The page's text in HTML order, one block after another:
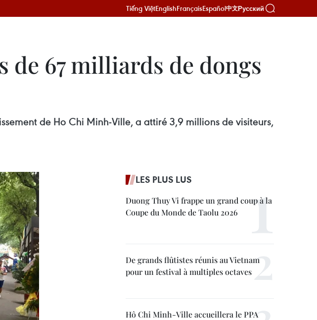
Tiếng ViệtEnglishFrançaisEspañol中文Русский
de 67 milliards de dongs
de Ho Chi Minh-Ville, a attiré 3,9 millions de visiteurs,
LES PLUS LUS
Duong Thuy Vi frappe un grand coup à la
Coupe du Monde de Taolu 2026
De grands flûtistes réunis au Vietnam
pour un festival à multiples octaves
Hô Chi Minh-Ville accueillera le PPA